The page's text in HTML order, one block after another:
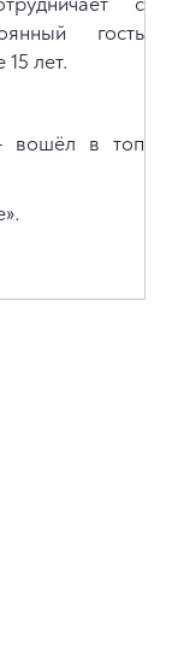
гость
лет.
вошёл в топ